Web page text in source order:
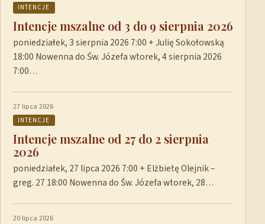
INTENCJE
Intencje mszalne od 3 do 9 sierpnia 2026
poniedziałek, 3 sierpnia 2026 7:00 + Julię Sokołowską
18:00 Nowenna do Św. Józefa wtorek, 4 sierpnia 2026
7:00…
27 lipca 2026
INTENCJE
Intencje mszalne od 27 do 2 sierpnia
2026
poniedziałek, 27 lipca 2026 7:00 + Elżbietę Olejnik –
greg. 27 18:00 Nowenna do Św. Józefa wtorek, 28…
20 lipca 2026